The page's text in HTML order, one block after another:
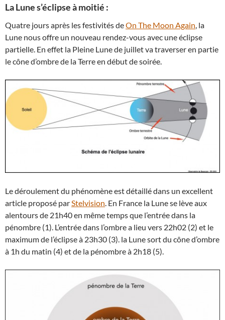
La Lune s’éclipse à moitié :
Quatre jours après les festivités deOn The Moon Again, la
Lune nous offre un nouveau rendez-vous avec une éclipse
partielle. En effet la Pleine Lune de juillet va traverser en partie
le cône d’ombre de la Terre en début de soirée.
Le déroulement du phénomène est détaillé dans un excellent
article proposé parStelvision. En France la Lune se lève aux
alentours de 21h40 en même temps que l’entrée dans la
pénombre (1). L’entrée dans l’ombre a lieu vers 22h02 (2) et le
maximum de l’éclipse à 23h30 (3). la Lune sort du cône d’ombre
à 1h du matin (4) et de la pénombre à 2h18 (5).